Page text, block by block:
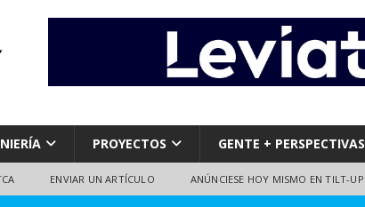
PROYECTOS GENTE + PERSPECTIVAS
ENVIAR UN ARTÍCULO ANÚNCIESE HOY MISMO EN TILT-UP